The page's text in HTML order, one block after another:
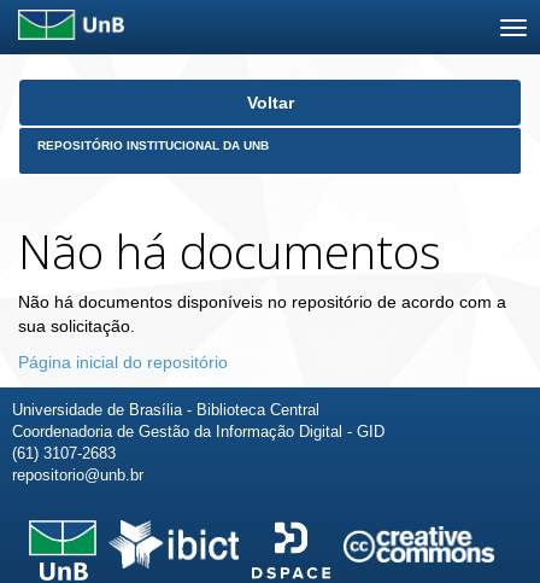
Skip
Voltar
REPOSITÓRIO INSTITUCIONAL DA UNB
Não há documentos
Não há documentos disponíveis no repositório de acordo com a
sua solicitação.
Página inicial do repositório
Universidade de Brasília - Biblioteca Central
Coordenadoria de Gestão da Informação Digital - GID
(61) 3107-2683
repositorio@unb.br